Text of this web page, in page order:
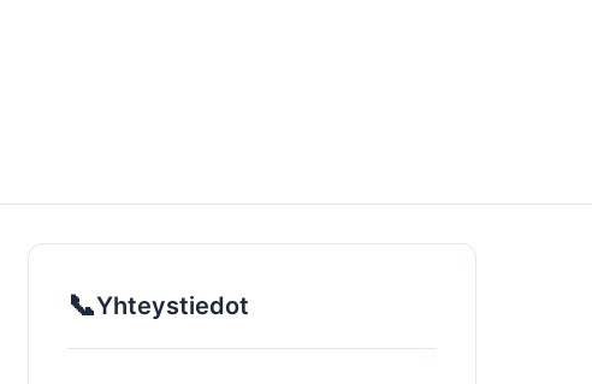
📞Yhteystiedot